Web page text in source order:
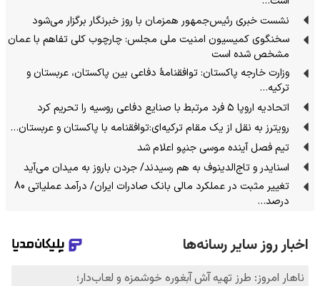
نشست خبری رئیس‌جمهور همزمان با روز خبرنگار برگزار می‌شود
سخنگوی کمیسیون امنیت ملی مجلس: چارچوب کلی تفاهم با عمان
مشخص شده است
وزارت خارجه پاکستان: توافقنامهٔ دفاعی بین پاکستان، عربستان و
ترکیه…
اتحادیه اروپا ۵ فرد مرتبط با صنایع دفاعی روسیه را تحریم کرد
رویترز به نقل از یک مقام ترکیه‌ای:توافقنامه با پاکستان و عربستان…
تیم فصل آینده موسی جنپو اعلام شد
اسنایدر و تاج‌الدینوف به هم رسیدند/ جردن باروز به میدان می‌آید
تغییر مثبت در عملکرد مالی بانک صادرات ایران/ درآمد عملیاتی 80
درصد…